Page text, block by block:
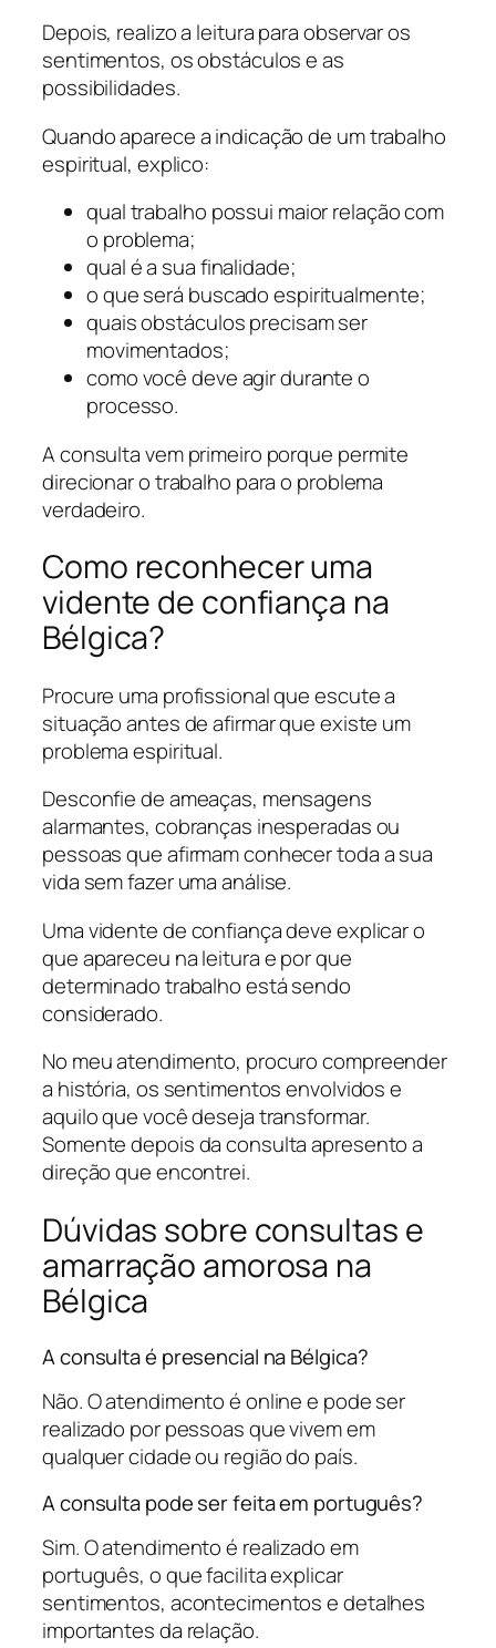
Depois, realizo a leitura para observar os
sentimentos, os obstáculos e as
possibilidades.
Quando aparece a indicação de um trabalho
espiritual, explico:
qual trabalho possui maior relação com
o problema;
qual é a sua finalidade;
o que será buscado espiritualmente;
quais obstáculos precisam ser
movimentados;
como você deve agir durante o
processo.
A consulta vem primeiro porque permite
direcionar o trabalho para o problema
verdadeiro.
Como reconhecer uma
vidente de confiança na
Bélgica?
Procure uma profissional que escute a
situação antes de afirmar que existe um
problema espiritual.
Desconfie de ameaças, mensagens
alarmantes, cobranças inesperadas ou
pessoas que afirmam conhecer toda a sua
vida sem fazer uma análise.
Uma vidente de confiança deve explicar o
que apareceu na leitura e por que
determinado trabalho está sendo
considerado.
No meu atendimento, procuro compreender
a história, os sentimentos envolvidos e
aquilo que você deseja transformar.
Somente depois da consulta apresento a
direção que encontrei.
Dúvidas sobre consultas e
amarração amorosa na
Bélgica
A consulta é presencial na Bélgica?
Não. O atendimento é online e pode ser
realizado por pessoas que vivem em
qualquer cidade ou região do país.
A consulta pode ser feita em português?
Sim. O atendimento é realizado em
português, o que facilita explicar
sentimentos, acontecimentos e detalhes
importantes da relação.